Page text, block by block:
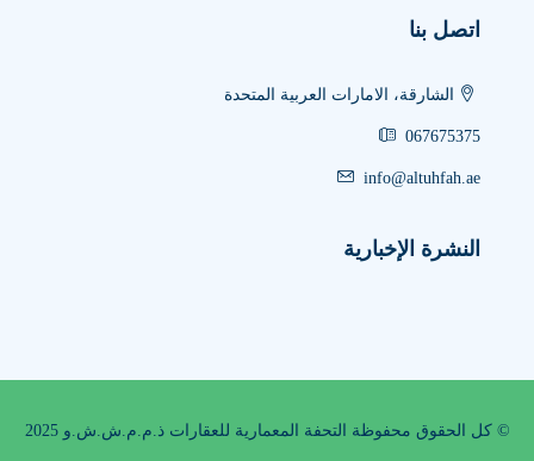
اتصل بنا
الشارقة، الامارات العربية المتحدة
067675375
info@altuhfah.ae
النشرة الإخبارية
© كل الحقوق محفوظة التحفة المعمارية للعقارات ذ.م.م.ش.ش.و 2025